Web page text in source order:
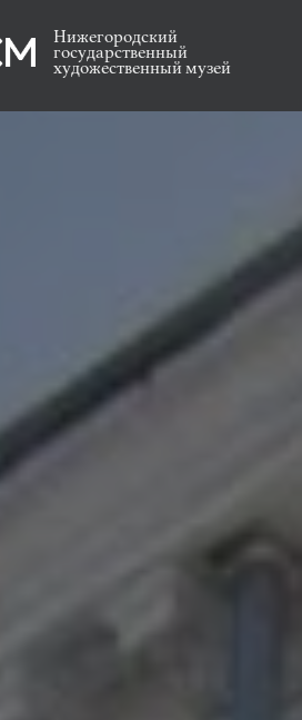
Нижегородский
государственный
художественный музей